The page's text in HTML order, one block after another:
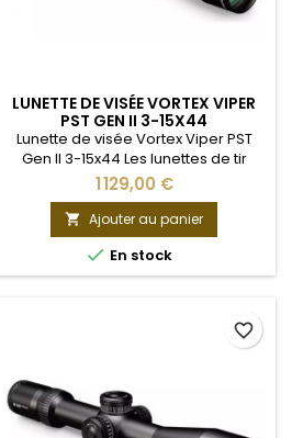
LUNETTE DE VISÉE VORTEX VIPER
PST GEN II 3-15X44
Lunette de visée Vortex Viper PST
Gen II 3-15x44 Les lunettes de tir
Vortex Viper PST Gen II réunissent
toutes les caractéristiques d'une
optique tactique de qualité
supérieure, tout en proposant des
performances remarquables à un
prix abordable. L'optique 5x génère
l'ensemble du zoom, offrant un
1 129,00 €
 Ajouter au panier
 En stock
favorite_border